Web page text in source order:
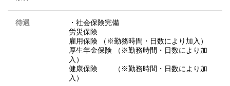
待遇
・社会保険完備
労災保険
雇用保険 （※勤務時間・日数により加入）
厚生年金保険 （※勤務時間・日数により加
入）
健康保険 （※勤務時間・日数により加
入）